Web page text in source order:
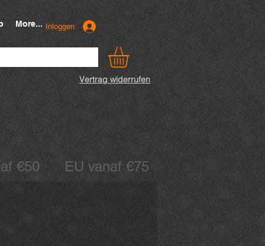
€50 EU vanaf €75
More... Inloggen
Vertrag widerrufen